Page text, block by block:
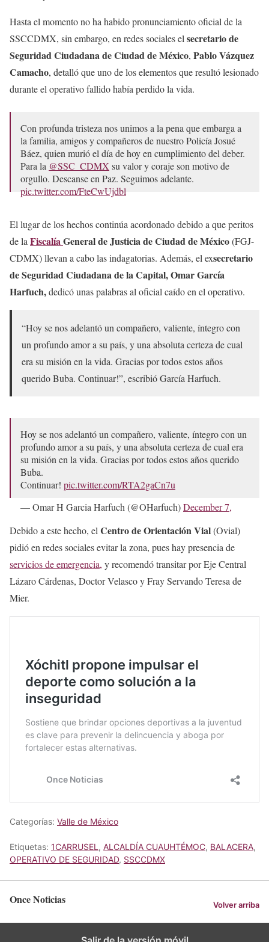
Hasta el momento no ha habido pronunciamiento oficial de la
SSCCDMX, sin embargo, en redes sociales el secretario de
Seguridad Ciudadana de Ciudad de México, Pablo Vázquez
Camacho, detalló que uno de los elementos que resultó lesionado
durante el operativo fallido había perdido la vida.
Con profunda tristeza nos unimos a la pena que embarga a
la familia, amigos y compañeros de nuestro Policía Josué
Báez, quien murió el día de hoy en cumplimiento del deber.
Para la @SSC_CDMX su valor y coraje son motivo de
orgullo. Descanse en Paz. Seguimos adelante.
pic.twitter.com/FteCwUjdbl
2023
El lugar de los hechos continúa acordonado debido a que peritos
de la FiscalíaGeneral de Justicia de Ciudad de México(FGJ-
CDMX) llevan a cabo las indagatorias. Además, el exsecretario
de Seguridad Ciudadana de la Capital, Omar García
Harfuch,dedicó unas palabrasal oficial caído en el operativo.
“Hoy se nos adelantó un compañero, valiente, íntegro con
un profundo amor a su país, y una absoluta certeza de cual
era su misión en la vida. Gracias por todos estos años
querido Buba. Continuar!”, escribió García Harfuch.
Hoy se nos adelantó un compañero, valiente, íntegro con un
profundo amor a su país, y una absoluta certeza de cual era
su misión en la vida. Gracias por todos estos años querido
Buba.
Continuar! pic.twitter.com/RTA2gaCn7u
— Omar H Garcia Harfuch (@OHarfuch)December 7,
Debido a este hecho, el Centro de Orientación Vial(Ovial)
pidió en redes sociales evitar la zona, pues hay presencia de
servicios de emergencia, y recomendó transitar por Eje Central
Lázaro Cárdenas, Doctor Velasco y Fray Servando Teresa de
Mier.
Categorías: Valle de México
Etiquetas: 1CARRUSEL , ALCALDÍA CUAUHTÉMOC, BALACERA,
OPERATIVO DE SEGURIDAD, SSCCDMX
Once Noticias Volver arriba